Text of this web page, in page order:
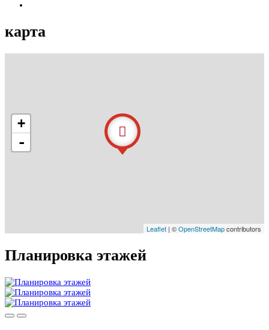
карта
+
-
Leaflet | ©OpenStreetMapcontributors
Планировка этажей